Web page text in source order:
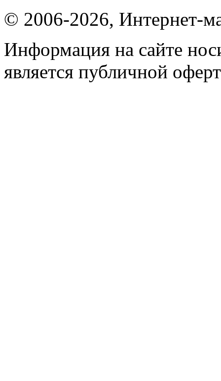
© 2006-2026, Интернет-
Информация на сайте
является публичной